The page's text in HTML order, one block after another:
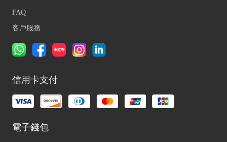
FAQ
客戶服務
信用卡支付
電子錢包